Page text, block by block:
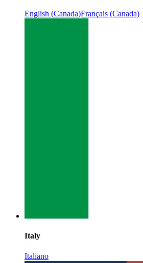
English (Canada)Français (Canada)
Italy
Italiano